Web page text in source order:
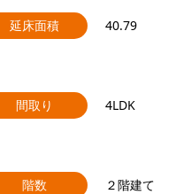
延床面積 40.79
間取り 4LDK
階数 ２階建て